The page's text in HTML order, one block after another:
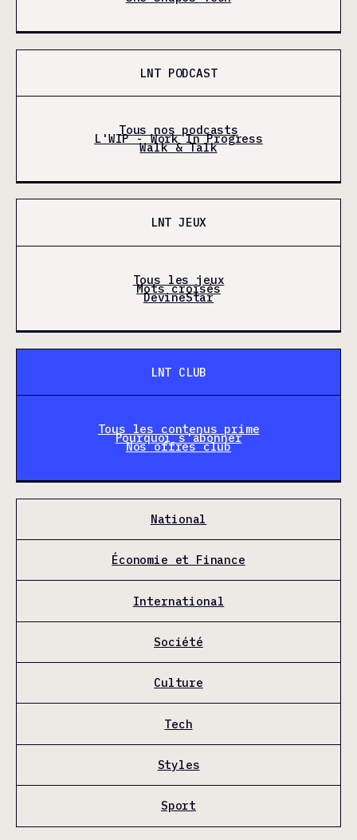
LNT PODCAST
Tous nos podcasts
L'WIP - Work In Progress
Walk & Talk
LNT JEUX
Tous les jeux
Mots croisés
DevineStar
LNT CLUB
Tous les contenus prime
Pourquoi s'abonner
Nos offres club
National
Économie et Finance
International
Société
Culture
Tech
Styles
Sport